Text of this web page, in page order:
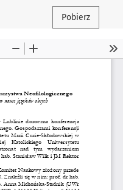
Pobierz